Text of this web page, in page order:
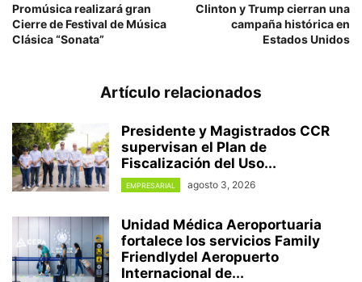
Promúsica realizará gran
Cierre de Festival de Música
Clásica “Sonata”
Clinton y Trump cierran una
campaña histórica en
Estados Unidos
Artículo relacionados
Presidente y Magistrados CCR
supervisan el Plan de
Fiscalización del Uso...
EMPRESARIAL agosto 3, 2026
Unidad Médica Aeroportuaria
fortalece los servicios Family
Friendlydel Aeropuerto
Internacional de...